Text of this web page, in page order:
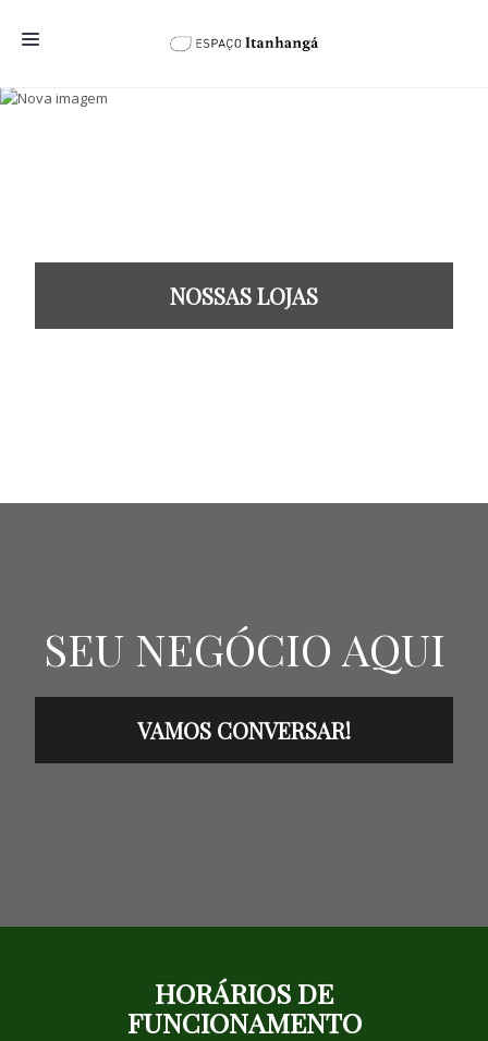
HOME
SEU NEGÓCIO AQUI
CONTATO
NOSSAS LOJAS
SEU NEGÓCIO AQUI
VAMOS CONVERSAR!
HORÁRIOS DE
FUNCIONAMENTO